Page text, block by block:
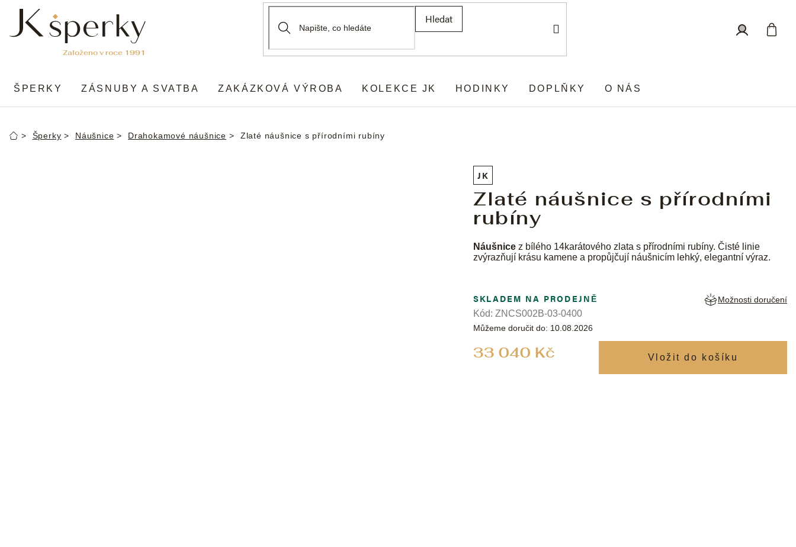
obsah
Hledat
ŠPERKY ZÁSNUBY A SVATBA ZAKÁZKOVÁ VÝROBA KOLEKCE JK HODINKY DOPLŇKY O NÁS
DomůŠperky Náušnice Drahokamové náušnice Zlaté náušnice s přírodními rubíny
JK
Zlaté náušnice s přírodními
rubíny
Náušnice z bílého 14karátového zlata s přírodními rubíny. Čisté linie
zvýrazňují krásu kamene a propůjčují náušnicím lehký, elegantní výraz.
33 040 Kč
SKLADEM NA PRODEJNĚ
Můžeme doručit do: 10.08.2026
Možnosti doručení
Kód: ZNCS002B-03-0400